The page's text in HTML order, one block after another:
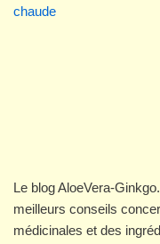
chaude
Le blog AloeVera-
meilleurs conseils
médicinales et des